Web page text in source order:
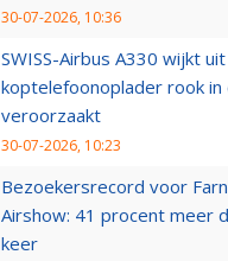
30-07-2026, 10:36
SWISS-Airbus A330 wijkt
koptelefoonoplader rook in
veroorzaakt
30-07-2026, 10:23
Bezoekersrecord voor
Airshow: 41 procent meer
keer